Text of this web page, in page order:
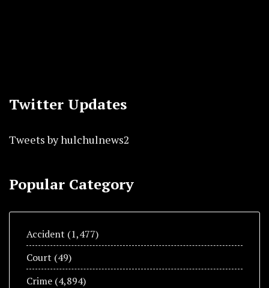
Twitter Updates
Tweets by hulchulnews2
Popular Category
Accident (1,477)
Court (49)
Crime (4,894)